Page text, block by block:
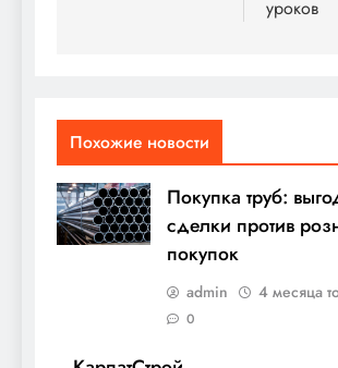
уроков
Похожие новости
Покупка труб:
сделки против
покупок
admin 4 месяца
0